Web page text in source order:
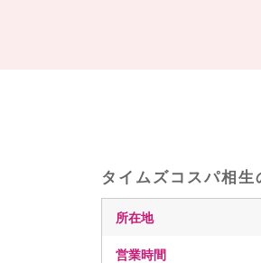
タイムズコスパ相生
所在地
営業時間